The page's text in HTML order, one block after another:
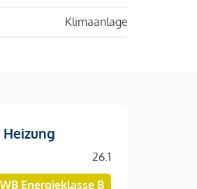
Klimaanlage
26.1
Energieklasse B